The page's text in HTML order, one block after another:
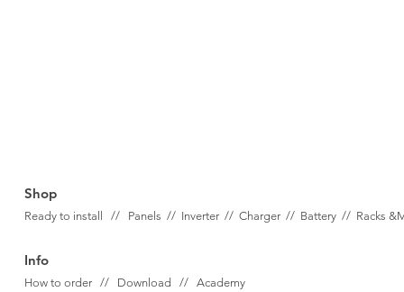
Shop
Ready to install // Panels // Inverter // Charger // Battery // Racks
Info
How to order // Download // Academy